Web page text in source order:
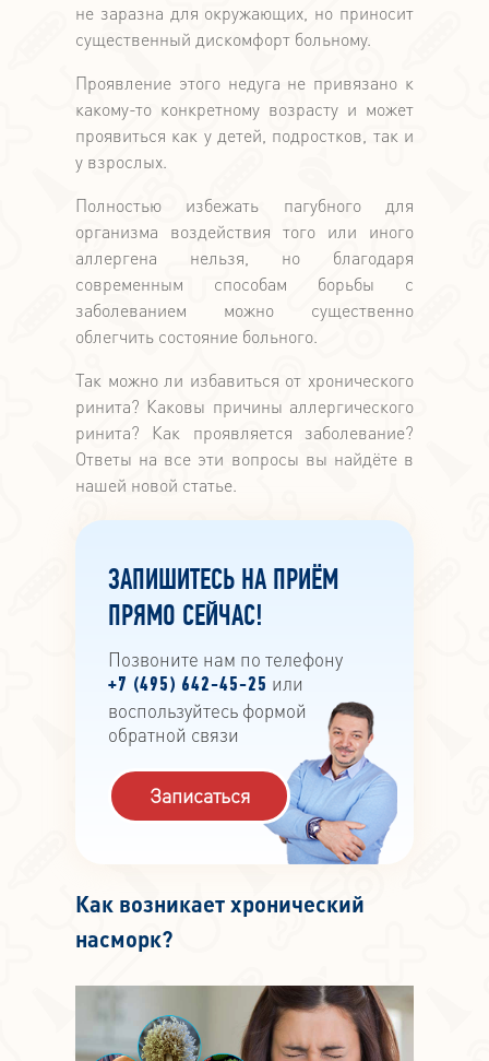
не заразна для окружающих, но приносит
существенный дискомфорт больному.
Проявление этого недуга не привязано к
какому-то конкретному возрасту и может
проявиться как у детей, подростков, так и
у взрослых.
Полностью избежать пагубного для
организма воздействия того или иного
аллергена нельзя, но благодаря
современным способам борьбы с
заболеванием можно существенно
облегчить состояние больного.
Так можно ли избавиться от хронического
ринита? Каковы причины аллергического
ринита? Как проявляется заболевание?
Ответы на все эти вопросы вы найдёте в
нашей новой статье.
ЗАПИШИТЕСЬ НА ПРИЁМ
ПРЯМО СЕЙЧАС!
Позвоните нам по телефону
+7 (495) 642-45-25 или
воспользуйтесь формой
обратной связи
Записаться
Как возникает хронический
насморк?